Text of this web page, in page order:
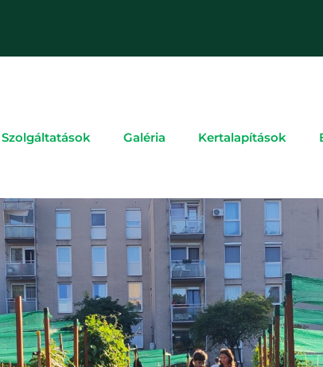
Szolgáltatások Galéria Kertalapítások